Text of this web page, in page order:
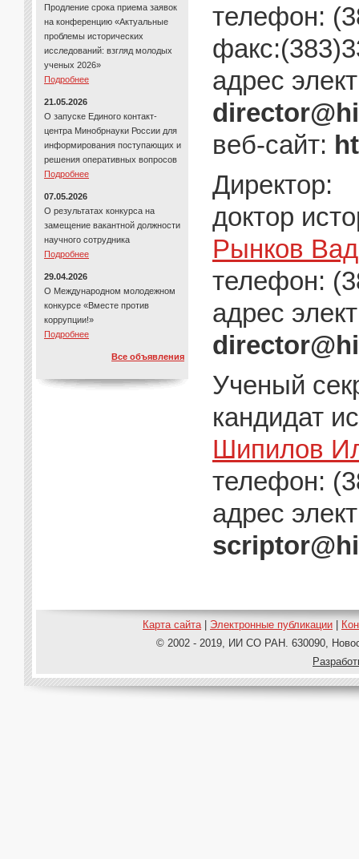
Продление срока приема заявок
на конференцию «Актуальные
проблемы исторических
исследований: взгляд молодых
ученых 2026»
Подробнее
21.05.2026
О запуске Единого контакт-
центра Минобрнауки России для
информирования поступающих и
решения оперативных вопросов
Подробнее
07.05.2026
О результатах конкурса на
замещение вакантной должности
научного сотрудника
Подробнее
29.04.2026
О Международном молодежном
конкурсе «Вместе против
коррупции!»
Подробнее
Все объявления
телефон:
адрес
director
веб-сайт:
Директор:
доктор
Рынков
телефон:
адрес
Ученый
кандидат
Шипилов
телефон:
адрес
Карта сайта| Электронные публикации
© 2002 - 2019, ИИ СО РАН. 630090,